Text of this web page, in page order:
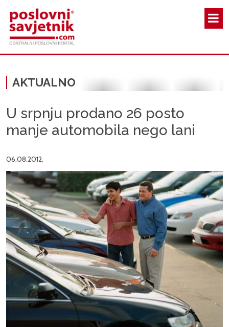
AKTUALNO
U srpnju prodano 26 posto
manje automobila nego lani
06.08.2012.